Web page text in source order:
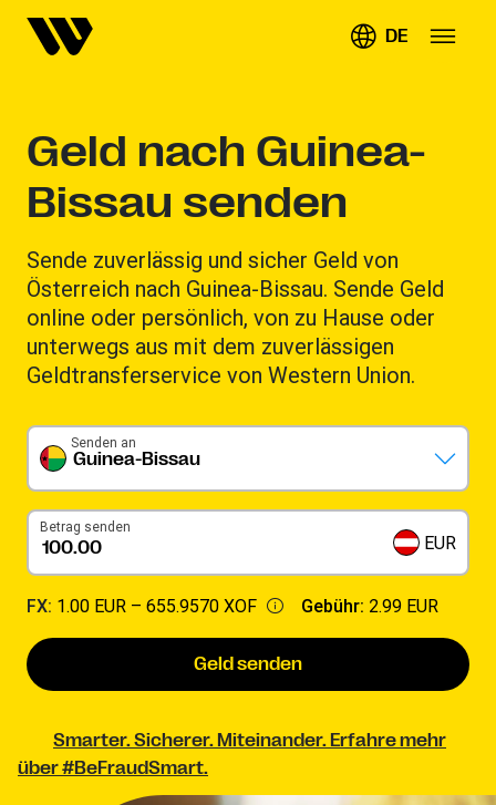
DE
Geld nach Guinea-
Bissau senden
Sende zuverlässig und sicher Geld von
Österreich nach Guinea-Bissau. Sende Geld
online oder persönlich, von zu Hause oder
unterwegs aus mit dem zuverlässigen
Geldtransferservice von Western Union.
Guinea-Bissau
Senden an
Betrag senden
EUR
FX: 1.00 EUR – 655.9570 XOF Gebühr: 2.99 EUR
Geld senden
Smarter. Sicherer. Miteinander. Erfahre mehr
über #BeFraudSmart.